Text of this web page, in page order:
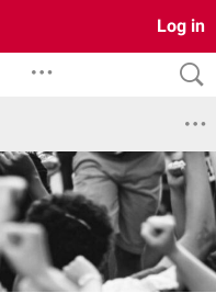
Log in